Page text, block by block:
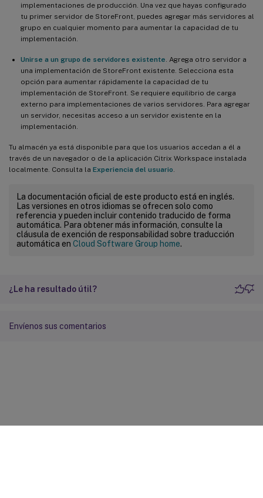
implementaciones de producción. Una vez que hayas configurado
tu primer servidor de StoreFront, puedes agregar más servidores al
grupo en cualquier momento para aumentar la capacidad de tu
implementación.
Unirse a un grupo de servidores existente. Agrega otro servidor a
una implementación de StoreFront existente. Selecciona esta
opción para aumentar rápidamente la capacidad de tu
implementación de StoreFront. Se requiere equilibrio de carga
externo para implementaciones de varios servidores. Para agregar
un servidor, necesitas acceso a un servidor existente en la
implementación.
Tu almacén ya está disponible para que los usuarios accedan a él a
través de un navegador o de la aplicación Citrix Workspace instalada
localmente. Consulta la Experiencia del usuario.
La documentación oficial de este producto está en inglés.
Las versiones en otros idiomas se ofrecen solo como
referencia y pueden incluir contenido traducido de forma
automática. Para obtener más información, consulte la
cláusula de exención de responsabilidad sobre traducción
automática en Cloud Software Group home.
¿Le ha resultado útil?
Envíenos sus comentarios